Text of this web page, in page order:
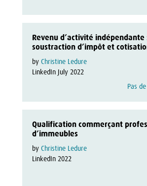
Revenu d’activité indépendante
soustraction d’impôt et
by Christine Ledure
LinkedIn July 2022
Pas
Qualification commerçant
d’immeubles
by Christine Ledure
LinkedIn 2022